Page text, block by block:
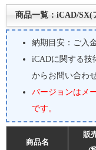
商品一覧：iCAD/SX(
納期目安：ご入
iCADに関する技
からお問い合わ
バージョンはメ
です。
商品名
販